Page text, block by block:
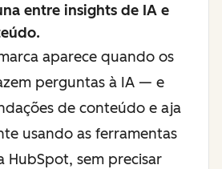
entre insights de IA e
aparece quando os
perguntas à IA — e
de conteúdo e aja
usando as ferramentas
HubSpot, sem precisar